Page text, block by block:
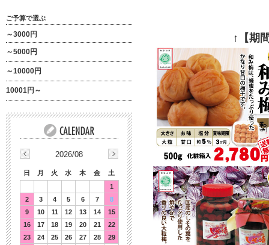
↑【期
ご予算で選ぶ
～3000円
～5000円
～10000円
10001円～
2026/08
日 月 火 水 木 金
土
1
2
3 4 5 6 7
8
9
10 11 12 13 14
15
16
17 18 19 20 21
22
23
24 25 26 27 28
29